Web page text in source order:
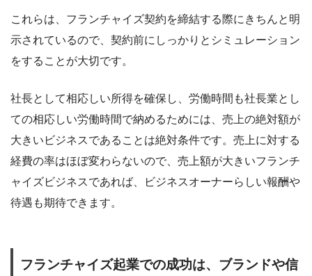
これらは、フランチャイズ契約を締結する際にきちんと明
示されているので、契約前にしっかりとシミュレーション
をすることが大切です。
社長として相応しい所得を確保し、労働時間も社長業とし
ての相応しい労働時間で納めるためには、売上の絶対額が
大きいビジネスであることは絶対条件です。売上に対する
経費の率はほぼ変わらないので、売上額が大きいフランチ
ャイズビジネスであれば、ビジネスオーナーらしい報酬や
待遇も期待できます。
フランチャイズ起業での成功は、ブランドや信